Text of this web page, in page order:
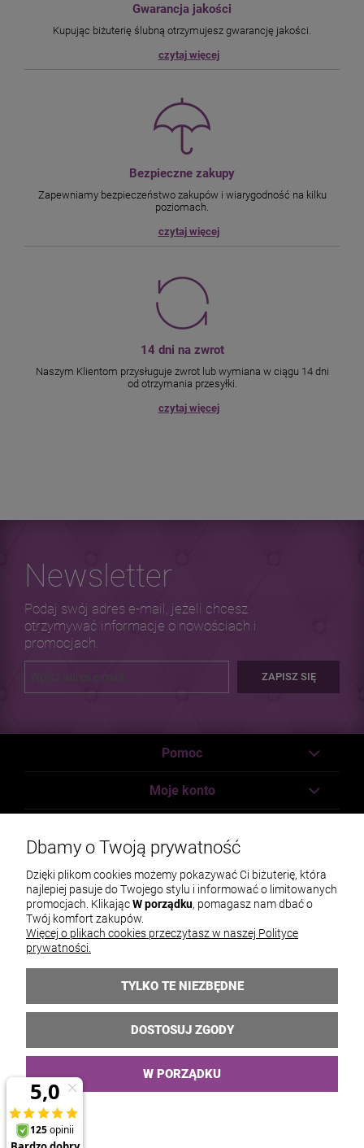
Gwarancja jakości
Kupując biżuterię ślubną otrzymujesz gwarancję jakości.
czytaj więcej
Bezpieczne zakupy
Zapewniamy bezpieczeństwo zakupów i wiarygodność na kilku
poziomach.
czytaj więcej
14 dni na zwrot
Naszym Klientom przysługuje zwrot lub wymiana w ciągu 14 dni
od otrzymania przesyłki.
czytaj więcej
Newsletter
Podaj swój adres e-mail, jeżeli chcesz
otrzymywać informacje o nowościach i
promocjach.
ZAPISZ SIĘ
Pomoc
Moje konto
O nas
Styl graficzny WebCoders.eu
Dbamy o Twoją prywatność
Dzięki plikom cookies możemy pokazywać Ci biżuterię, która
najlepiej pasuje do Twojego stylu i informować o limitowanych
promocjach. KlikającW porządku, pomagasz nam dbać o
Twój komfort zakupów.
Więcej o plikach cookies przeczytasz w naszej Polityce
prywatności.
TYLKO TE NIEZBĘDNE
DOSTOSUJ ZGODY
W PORZĄDKU